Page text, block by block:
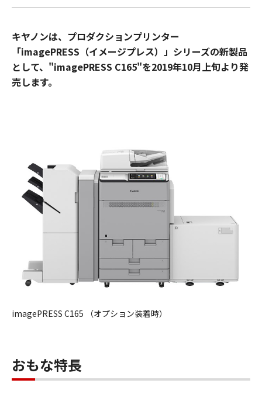
キヤノンは、プロダクションプリンター
「imagePRESS（イメージプレス）」シリーズの新製品
として、"imagePRESS C165"を2019年10月上旬より発
売します。
imagePRESS C165 （オプション装着時）
おもな特長